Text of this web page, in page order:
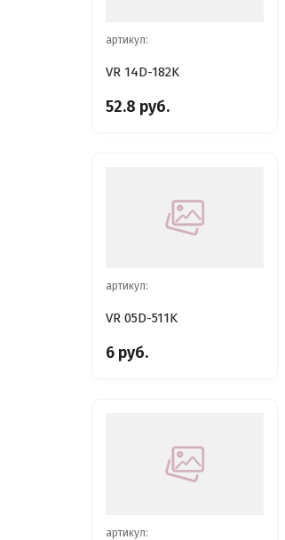
артикул:
VR 14D-182K
52.8 руб.
артикул:
VR 05D-511K
6 руб.
артикул: